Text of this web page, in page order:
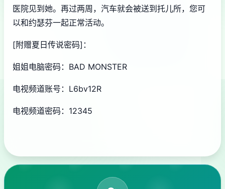
医院见到她。再过两周，汽车就会被送到托儿所，您可
以和约瑟芬一起正常活动。
[附赠夏日传说密码]：
姐姐电脑密码：BAD MONSTER
电视频道账号：L6bv12R
电视频道密码：12345